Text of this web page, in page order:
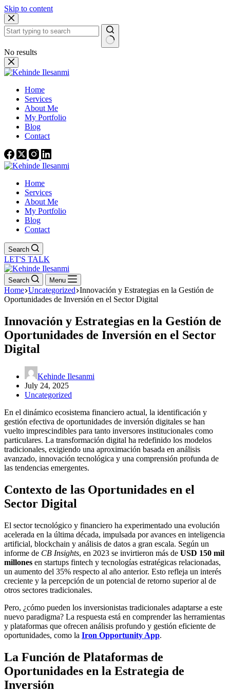
Skip to content
No results
Home
Services
About Me
My Portfolio
Blog
Contact
Home
Services
About Me
My Portfolio
Blog
Contact
Search
LET'S TALK
Search Menu
Home Uncategorized Innovación y Estrategias en la Gestión de
Oportunidades de Inversión en el Sector Digital
Innovación y Estrategias en la Gestión de
Oportunidades de Inversión en el Sector
Digital
Kehinde Ilesanmi
July 24, 2025
Uncategorized
En el dinámico ecosistema financiero actual, la identificación y
gestión efectiva de oportunidades de inversión digitales se han
vuelto imprescindibles para tanto inversores institucionales como
particulares. La transformación digital ha redefinido los modelos
tradicionales, exigiendo una aproximación basada en análisis
avanzado, innovación tecnológica y una comprensión profunda de
las tendencias emergentes.
Contexto de las Oportunidades en el
Sector Digital
El sector tecnológico y financiero ha experimentado una evolución
acelerada en la última década, impulsada por avances en inteligencia
artificial, blockchain y análisis de datos a gran escala. Según un
informe de CB Insights, en 2023 se invirtieron más de USD 150 mil
millones en startups fintech y tecnologías estratégicas relacionadas,
un aumento del 35% respecto al año anterior. Esto refleja un interés
creciente y la percepción de un potencial de retorno superior al de
otros sectores tradicionales.
Pero, ¿cómo pueden los inversionistas tradicionales adaptarse a este
nuevo paradigma? La respuesta está en comprender las herramientas
y plataformas que ofrecen análisis profundo y gestión eficiente de
oportunidades, como la Iron Opportunity App.
La Función de Plataformas de
Oportunidades en la Estrategia de
Inversión